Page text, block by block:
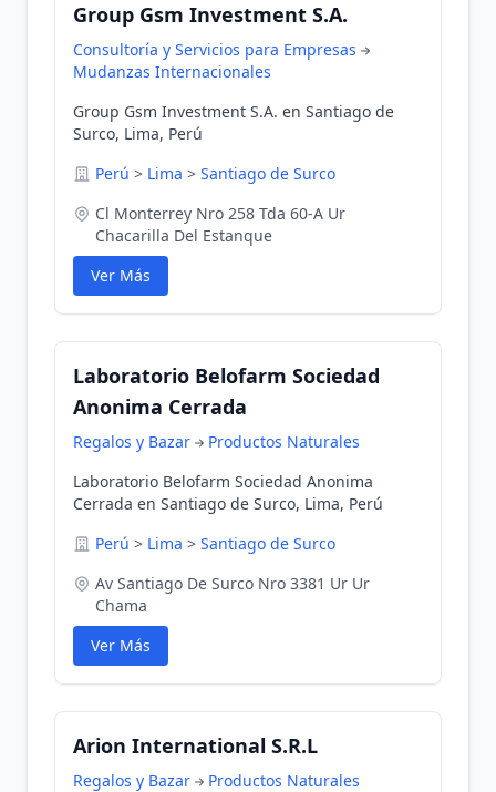
Group Gsm Investment S.A.
Consultoría y Servicios para Empresas
Mudanzas Internacionales
Group Gsm Investment S.A. en Santiago de
Surco, Lima, Perú
Perú > Lima > Santiago de Surco
Cl Monterrey Nro 258 Tda 60-A Ur
Chacarilla Del Estanque
Ver Más
Laboratorio Belofarm Sociedad
Anonima Cerrada
Regalos y Bazar
Productos Naturales
Laboratorio Belofarm Sociedad Anonima
Cerrada en Santiago de Surco, Lima, Perú
Perú > Lima > Santiago de Surco
Av Santiago De Surco Nro 3381 Ur Ur
Chama
Ver Más
Arion International S.R.L
Regalos y Bazar
Productos Naturales